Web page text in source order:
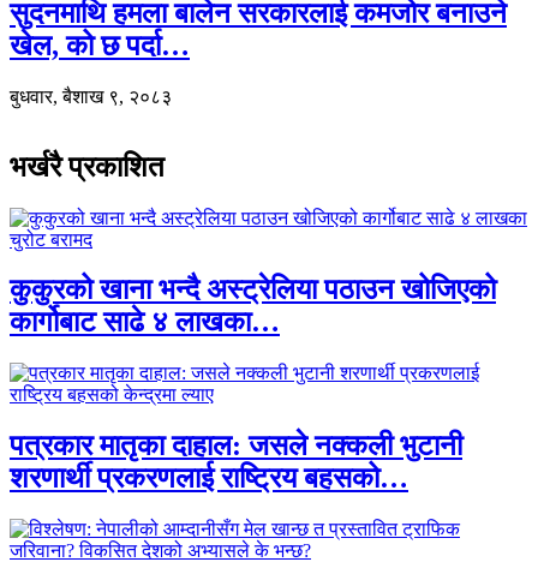
सुदनमाथि हमला बालेन सरकारलाई कमजोर बनाउने
खेल, को छ पर्दा…
बुधवार, बैशाख ९, २०८३
भर्खरै प्रकाशित
कुकुरको खाना भन्दै अस्ट्रेलिया पठाउन खोजिएको
कार्गोबाट साढे ४ लाखका…
पत्रकार मातृका दाहाल: जसले नक्कली भुटानी
शरणार्थी प्रकरणलाई राष्ट्रिय बहसको…